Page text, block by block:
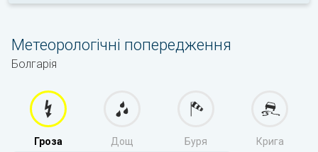
Метеорологічні попередження
Болгарія
Гроза Дощ Буря Крига